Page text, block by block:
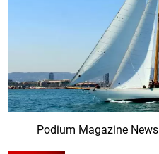
Podium Magazine News